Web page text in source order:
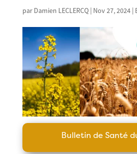
par Damien LECLERCQ| Nov 27, 2024|
Bulletin de Santé